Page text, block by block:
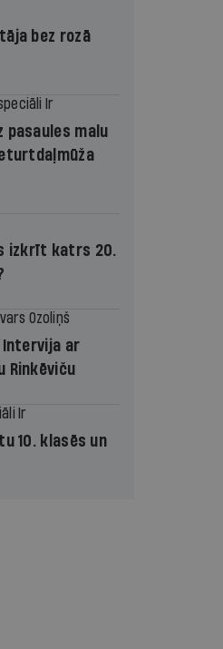
bez rozā
Ir
pasaules malu
izkrīt katrs 20.
Ozoliņš
ar
Rinkēviču
Ir
10. klasēs un